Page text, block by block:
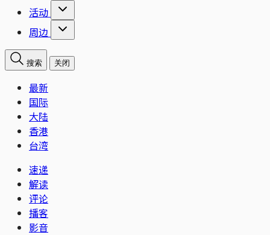
活动
周边
搜索 关闭
最新
国际
大陆
香港
台湾
速递
解读
评论
播客
影音